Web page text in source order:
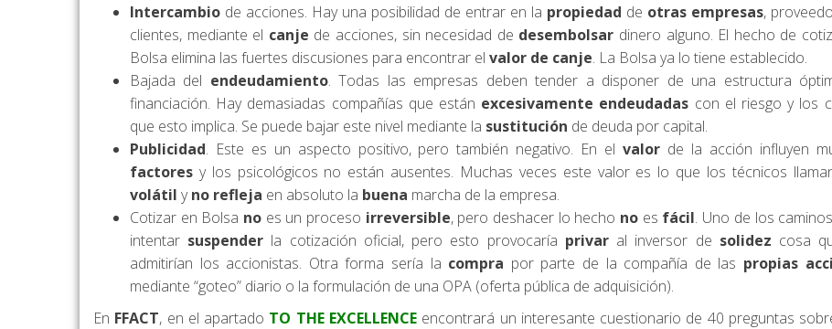
Intercambio de acciones. Hay una posibilidad de entrar en la propiedad de otras empresas,
clientes, mediante el canje de acciones, sin necesidad de desembolsar dinero alguno. El hecho de
Bolsa elimina las fuertes discusiones para encontrar el valor de canje. La Bolsa ya lo tiene establecido.
Bajada del endeudamiento. Todas las empresas deben tender a disponer de una estructura
financiación. Hay demasiadas compañías que están excesivamente endeudadas con el riesgo y los
que esto implica. Se puede bajar este nivel mediante la sustitución de deuda por capital.
Publicidad. Este es un aspecto positivo, pero también negativo. En el valor de la acción influyen
factores y los psicológicos no están ausentes. Muchas veces este valor es lo que los técnicos
volátil yno refleja en absoluto la buena marcha de la empresa.
Cotizar en Bolsa no es un proceso irreversible, pero deshacer lo hecho no es fácil. Uno de los
intentar suspender la cotización oficial, pero esto provocaría privar al inversor de solidez cosa
admitirían los accionistas. Otra forma sería la compra por parte de la compañía de las propias
mediante “goteo” diario o la formulación de una OPA (oferta pública de adquisición).
En FFACT, en el apartado TO THE EXCELLENCEencontrará un interesante cuestionario de 40 preguntas